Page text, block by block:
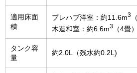
適用床面
積
プレハブ洋室：約11.6m3
木造和室：約6.6m3 （4畳）
タンク容
量
約2.0L（残水約0.2L)